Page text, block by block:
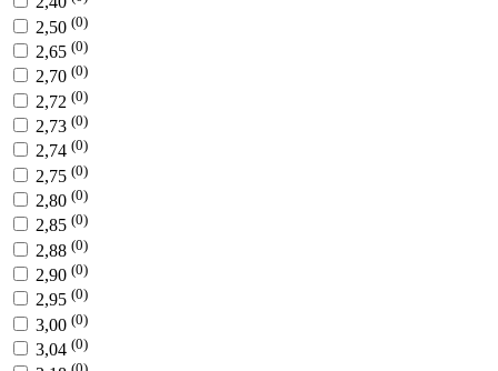
2,50 (0)
2,65 (0)
2,70 (0)
2,72 (0)
2,73 (0)
2,74 (0)
2,75 (0)
2,80 (0)
2,85 (0)
2,88 (0)
2,90 (0)
2,95 (0)
3,00 (0)
3,04 (0)